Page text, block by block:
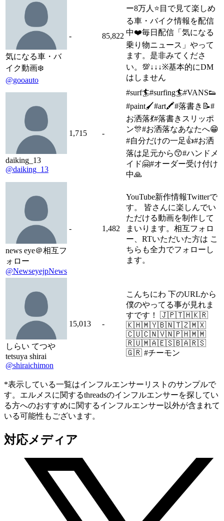
気になる車・バ
イク動画❄️
@gooauto
- 85,822
ー8万人⭐️目で見て楽しめ
る車・バイク情報を配信
中❤️毎日配信「気になる
乗り物ニュース」やって
ます。是非みてくださ
い。💯↓↓↓※基本的にDM
はしません
daiking_13
@daiking_13
1,715 -
#surf🏄#surfing🏄#VANS👟
#paint🖌#art🖍#落書き📝#
お洒落💃#落書きスリッポ
ン🎊#お洒落なあなたへ😁
#自分だけの一足👍#お洒
落は足元から😙#ハンドメ
イド🤗#オーダー受け付け
中🙏
news eye＠相互フ
ォロー
@NewseyejpNews
- 1,482
YouTube新作情報Twitterで
す。 皆さんに楽しんでい
ただける動画を制作して
まいります。相互フォロ
ー、RTいただいた方は こ
ちらも全力でフォローし
ます。
しらい てつや
tetsuya shirai
@shiraichimon
15,013 -
こんちにわ 下のURLから
僕のやってる事が見れま
すです！ 🇯🇵🇹🇭🇰🇷
🇰🇭🇲🇾🇧🇳🇹🇿🇲🇽
🇨🇺🇨🇳🇻🇳🇵🇭🇲🇲
🇷🇺🇲🇦🇪🇸🇧🇦🇷🇸
🇬🇷 #チーモン
*表示している一覧はインフルエンサーリストのサンプルで
す。エルメスに関するthreadsのインフルエンサーを探してい
る方へのおすすめに関するインフルエンサー以外が含まれて
いる可能性もございます。
対応メディア